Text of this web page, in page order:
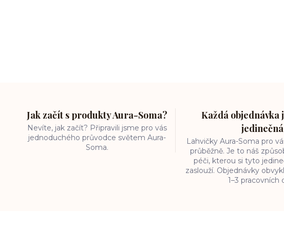
Jak začít s produkty Aura-Soma?
Nevíte, jak začít? Připravili jsme pro vás
jednoduchého průvodce světem Aura-
Soma.
Každá objednávka
jedinečná
Lahvičky Aura-Soma pro
průběžně. Je to náš
péči, kterou si tyto
zaslouží. Objednávky
1–3 pracovních